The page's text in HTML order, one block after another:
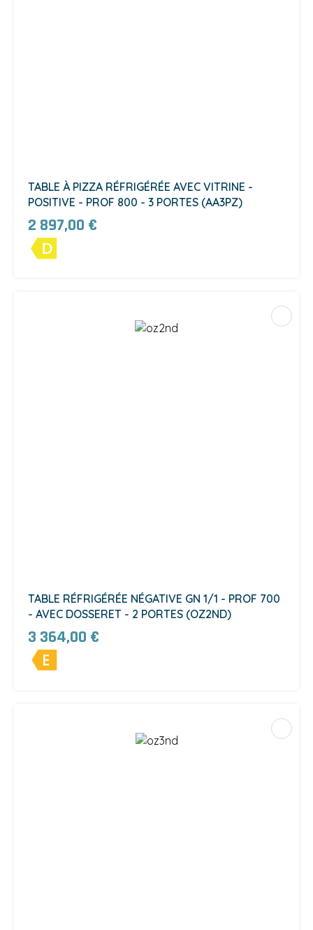
TABLE À PIZZA RÉFRIGÉRÉE AVEC VITRINE -
POSITIVE - PROF 800 - 3 PORTES (AA3PZ)
2 897,00 €
TABLE RÉFRIGÉRÉE NÉGATIVE GN 1/1 - PROF 700
- AVEC DOSSERET - 2 PORTES (OZ2ND)
3 364,00 €